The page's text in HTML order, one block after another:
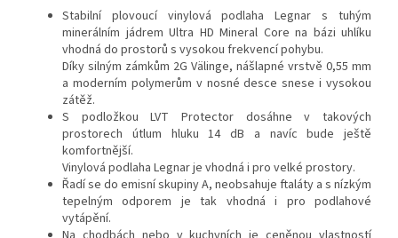
Stabilní plovoucí vinylová podlaha Legnar s tuhým
minerálním jádrem Ultra HD Mineral Core na bázi uhlíku
vhodná do prostorů s vysokou frekvencí pohybu.
Díky silným zámkům 2G Välinge, nášlapné vrstvě 0,55 mm
a moderním polymerům v nosné desce snese i vysokou
zátěž.
S podložkou LVT Protector dosáhne v takových
prostorech útlum hluku 14 dB a navíc bude ještě
komfortnější.
Vinylová podlaha Legnar je vhodná i pro velké prostory.
Řadí se do emisní skupiny A, neobsahuje ftaláty a s nízkým
tepelným odporem je tak vhodná i pro podlahové
vytápění.